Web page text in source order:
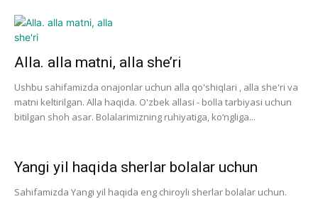
Alla. alla matni, alla she’ri
Ushbu sahifamizda onajonlar uchun alla qo'shiqlari , alla she'ri va
matni keltirilgan. Alla haqida. O'zbek allasi - bolla tarbiyasi uchun
bitilgan shoh asar. Bolalarimizning ruhiyatiga, ko‘ngliga...
Yangi yil haqida sherlar bolalar uchun
Sahifamizda Yangi yil haqida eng chiroyli sherlar bolalar uchun.